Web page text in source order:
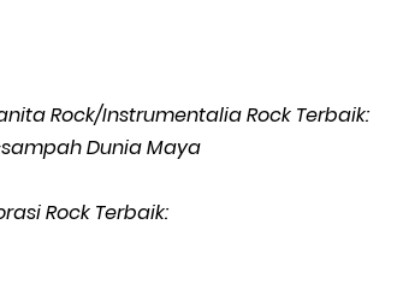
Rock/Instrumentalia Rock Terbaik:
Dunia Maya
Rock Terbaik: